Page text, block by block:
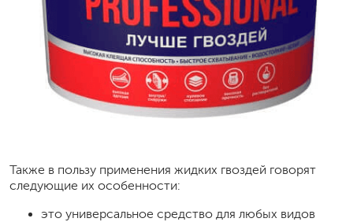
Также в пользу применения жидких гвоздей говорят
следующие их особенности:
это универсальное средство для любых видов